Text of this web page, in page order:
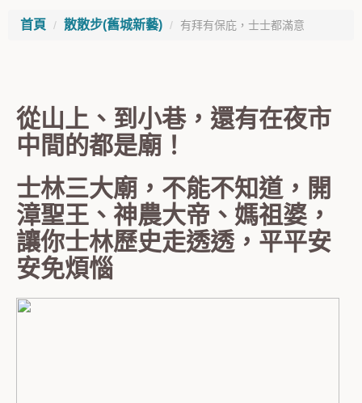
首頁 散散步(舊城新藝) 有拜有保庇，士士都滿意
從山上、到小巷，還有在夜市
中間的都是廟！
士林三大廟，不能不知道，開
漳聖王、神農大帝、媽祖婆，
讓你士林歷史走透透，平平安
安免煩惱